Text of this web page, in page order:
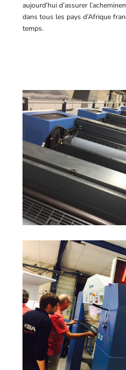
aujourd’hui d’assurer
dans tous les pays d’Afrique
temps.